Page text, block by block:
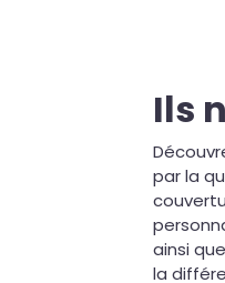
Ils
par la
ainsi
la
une
et